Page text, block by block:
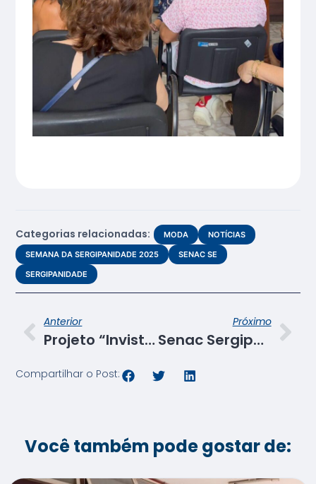
Categorias relacionadas: MODA
NOTÍCIAS
SEMANA DA SERGIPANIDADE 2025
SENAC SE
SERGIPANIDADE
Anterior
Projeto “Invista em Você, Faça Senac” chega a Propriá/SE
Próximo
Senac Sergipe recebe representantes da ADRA
Compartilhar o Post:
Você também pode gostar de: